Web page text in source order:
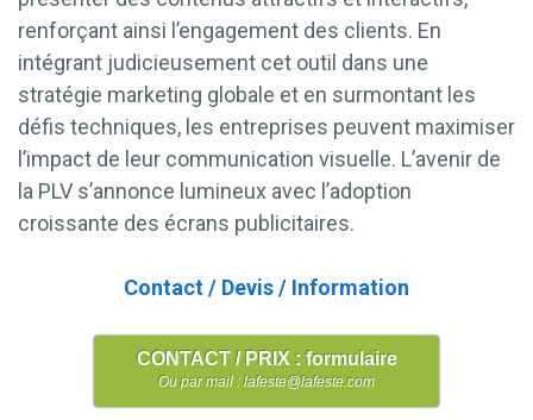
renforçant ainsi l’engagement des clients. En
intégrant judicieusement cet outil dans une
stratégie marketing globale et en surmontant les
défis techniques, les entreprises peuvent maximiser
l’impact de leur communication visuelle. L’avenir de
la PLV s’annonce lumineux avec l’adoption
croissante des écrans publicitaires.
Contact / Devis / Information
CONTACT / PRIX : formulaire
Ou par mail : lafeste@lafeste.com